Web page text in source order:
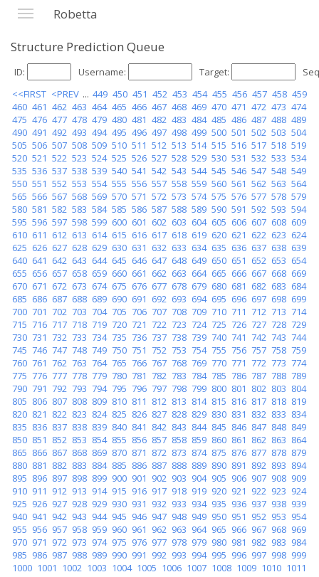
Robetta
Structure Prediction Queue
ID: Username: Target:
<<FIRST <PREV ... 449 450 451 452 453 454 455 456 457 458 459
460 461 462 463 464 465 466 467 468 469 470 471 472 473 474
475 476 477 478 479 480 481 482 483 484 485 486 487 488 489
490 491 492 493 494 495 496 497 498 499 500 501 502 503 504
505 506 507 508 509 510 511 512 513 514 515 516 517 518 519
520 521 522 523 524 525 526 527 528 529 530 531 532 533 534
535 536 537 538 539 540 541 542 543 544 545 546 547 548 549
550 551 552 553 554 555 556 557 558 559 560 561 562 563 564
565 566 567 568 569 570 571 572 573 574 575 576 577 578 579
580 581 582 583 584 585 586 587 588 589 590 591 592 593 594
595 596 597 598 599 600 601 602 603 604 605 606 607 608 609
610 611 612 613 614 615 616 617 618 619 620 621 622 623 624
625 626 627 628 629 630 631 632 633 634 635 636 637 638 639
640 641 642 643 644 645 646 647 648 649 650 651 652 653 654
655 656 657 658 659 660 661 662 663 664 665 666 667 668 669
670 671 672 673 674 675 676 677 678 679 680 681 682 683 684
685 686 687 688 689 690 691 692 693 694 695 696 697 698 699
700 701 702 703 704 705 706 707 708 709 710 711 712 713 714
715 716 717 718 719 720 721 722 723 724 725 726 727 728 729
730 731 732 733 734 735 736 737 738 739 740 741 742 743 744
745 746 747 748 749 750 751 752 753 754 755 756 757 758 759
760 761 762 763 764 765 766 767 768 769 770 771 772 773 774
775 776 777 778 779 780 781 782 783 784 785 786 787 788 789
790 791 792 793 794 795 796 797 798 799 800 801 802 803 804
805 806 807 808 809 810 811 812 813 814 815 816 817 818 819
820 821 822 823 824 825 826 827 828 829 830 831 832 833 834
835 836 837 838 839 840 841 842 843 844 845 846 847 848 849
850 851 852 853 854 855 856 857 858 859 860 861 862 863 864
865 866 867 868 869 870 871 872 873 874 875 876 877 878 879
880 881 882 883 884 885 886 887 888 889 890 891 892 893 894
895 896 897 898 899 900 901 902 903 904 905 906 907 908 909
910 911 912 913 914 915 916 917 918 919 920 921 922 923 924
925 926 927 928 929 930 931 932 933 934 935 936 937 938 939
940 941 942 943 944 945 946 947 948 949 950 951 952 953 954
955 956 957 958 959 960 961 962 963 964 965 966 967 968 969
970 971 972 973 974 975 976 977 978 979 980 981 982 983 984
985 986 987 988 989 990 991 992 993 994 995 996 997 998 999
1000 1001 1002 1003 1004 1005 1006 1007 1008 1009 1010 1011